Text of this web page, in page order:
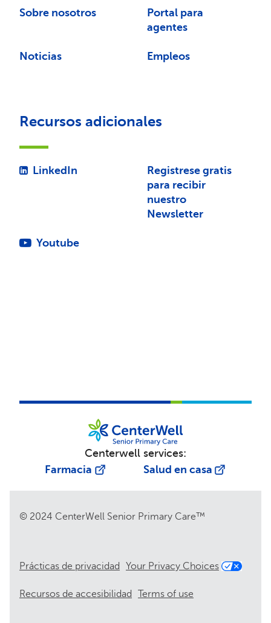
Sobre nosotros
Noticias
Portal para
agentes
Empleos
Recursos adicionales
LinkedIn
Youtube
Registrese gratis
para recibir
nuestro
Newsletter
Centerwell services:
Farmacia
Salud en casa
© 2024 CenterWell Senior Primary Care™
Prácticas de privacidad Your Privacy Choices
Recursos de accesibilidad Terms of use